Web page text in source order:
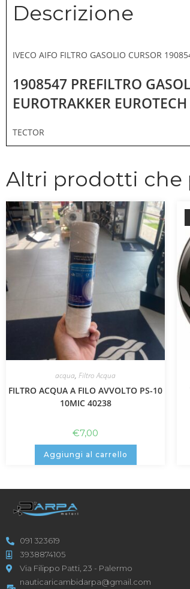
Descrizione
IVECO AIFO FILTRO GASOLIO CURSOR
1908547 PREFILTRO
EUROTRAKKER
TECTOR
Altri prodotti che
acqua, Filtro Acqua
FILTRO ACQUA A FILO AVVOLTO PS-10
10MIC 40238
€7,00
Aggiungi al carrello
091 323619
3938874105
Via Filippo Patti, 23 - Palermo
nauticaricambidarpa@gmail.com